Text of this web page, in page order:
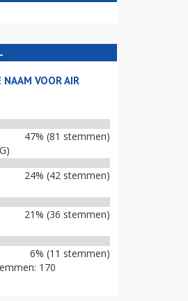
NAAM VOOR AIR
47% (81 stemmen)
24% (42 stemmen)
21% (36 stemmen)
6% (11 stemmen)
170